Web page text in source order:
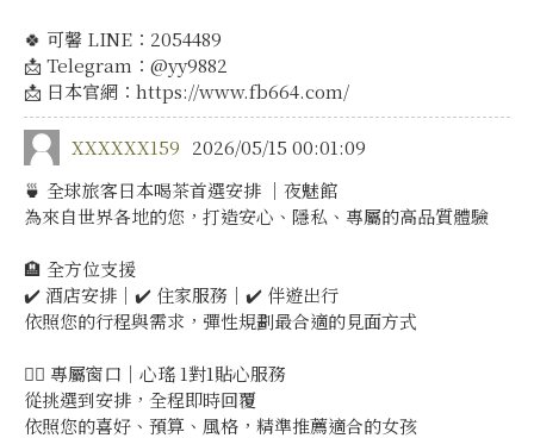
🍀 可馨 LINE：2054489
📩 Telegram：@yy9882
📩 日本官網：https://www.fb664.com/
XXXXXX159 2026/05/15 00:01:09
🍵 全球旅客日本喝茶首選安排 ｜夜魅館
為來自世界各地的您，打造安心、隱私、專屬的高品質體驗
🏨 全方位支援
✔️ 酒店安排｜✔️ 住家服務｜✔️ 伴遊出行
依照您的行程與需求，彈性規劃最合適的見面方式
💁‍♀️ 專屬窗口｜心瑤 1對1貼心服務
從挑選到安排，全程即時回覆
依照您的喜好、預算、風格，精準推薦適合的女孩